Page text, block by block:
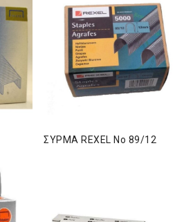
ΣΥΡΜΑ REXEL No 89/12